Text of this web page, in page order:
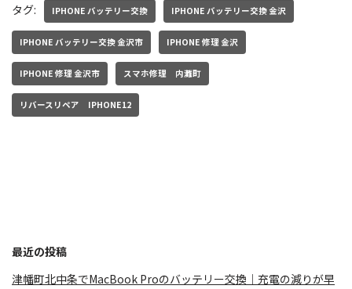
タグ: IPHONE バッテリー交換 IPHONE バッテリー交換 金沢
IPHONE バッテリー交換 金沢市 IPHONE 修理 金沢
IPHONE 修理 金沢市 スマホ修理 内灘町
リバースリペア IPHONE12
最近の投稿
津幡町北中条でMacBook Proのバッテリー交換｜充電の減りが早